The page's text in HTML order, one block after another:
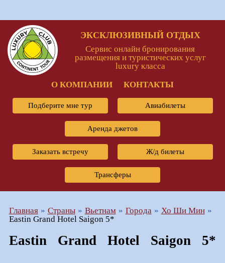
ЭКСКЛЮЗИВНЫЙ ОТДЫХ
Сервис онлайн бронирования
размещения и туристических услуг
luxury класса
О КОМПАНИИ
КОНТАКТЫ
Подберите мне тур Авиабилеты
Аренда джетов
Заказать встречу Ж/д билеты
Трансферы
Главная Страны Вьетнам Города
Хо Ши Мин
Eastin Grand Hotel Saigon 5*
Eastin Grand Hotel Saigon 5*